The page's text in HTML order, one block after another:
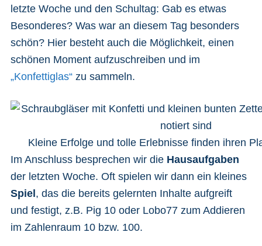
letzte Woche und den Schultag: Gab es etwas
Besonderes? Was war an diesem Tag besonders
schön? Hier besteht auch die Möglichkeit, einen
schönen Moment aufzuschreiben und im
„Konfettiglas“ zu sammeln.
Kleine Erfolge und tolle Erlebnisse finden ihren
Im Anschluss besprechen wir die Hausaufgaben
der letzten Woche. Oft spielen wir dann ein kleines
Spiel, das die bereits gelernten Inhalte aufgreift
und festigt, z.B. Pig 10 oder Lobo77 zum Addieren
im Zahlenraum 10 bzw. 100.